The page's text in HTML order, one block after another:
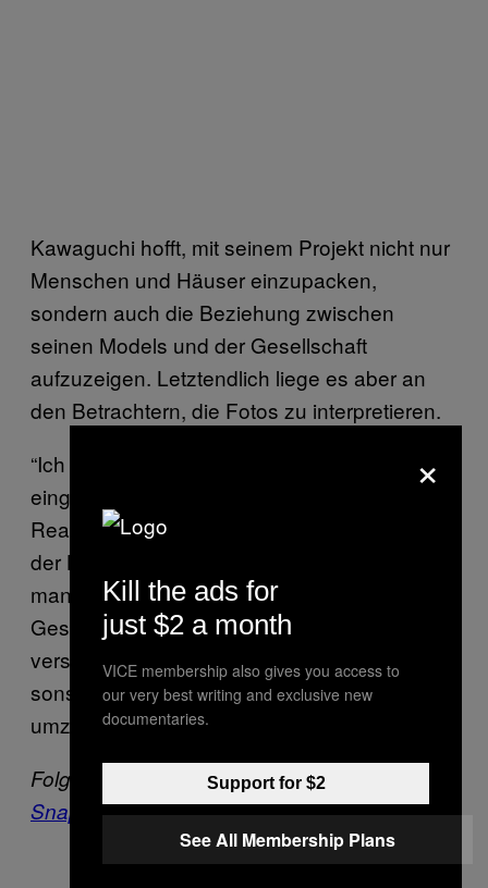
Kawaguchi hofft, mit seinem Projekt nicht nur
Menschen und Häuser einzupacken,
sondern auch die Beziehung zwischen
seinen Models und der Gesellschaft
aufzuzeigen. Letztendlich liege es aber an
den Betrachtern, die Fotos zu interpretieren.
“Ich wurde mal gefragt, ob ich mit den
eingeschweißten Pärchen die erdrückende
Realität des Ehealltags darstellen will”, sagt
der Künstler lachend. “Anscheinend kann
man die Fotoreihe auch als
Gesellschaftskommentar ansehen. Ich
versuche eher, etwas total Absurdes, auf das
sonst nur Kinder kommen würden, ernsthaft
umzusetzen.”
Folge VICE auf Facebook,Instagram
Snapchat.
×
Kill the ads for
just $2 a month
VICE membership also gives you access to
our very best writing and exclusive new
documentaries.
Support for $2
See All Membership Plans